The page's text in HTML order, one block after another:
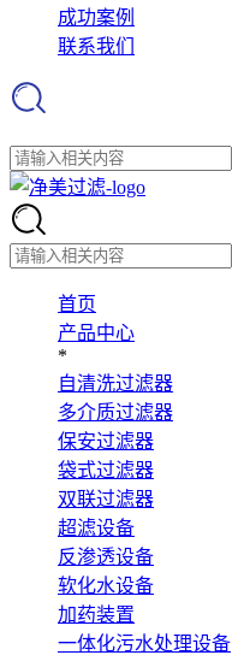
成功案例
联系我们
首页
产品中心
*
自清洗过滤器
多介质过滤器
保安过滤器
袋式过滤器
双联过滤器
超滤设备
反渗透设备
软化水设备
加药装置
一体化污水处理设备